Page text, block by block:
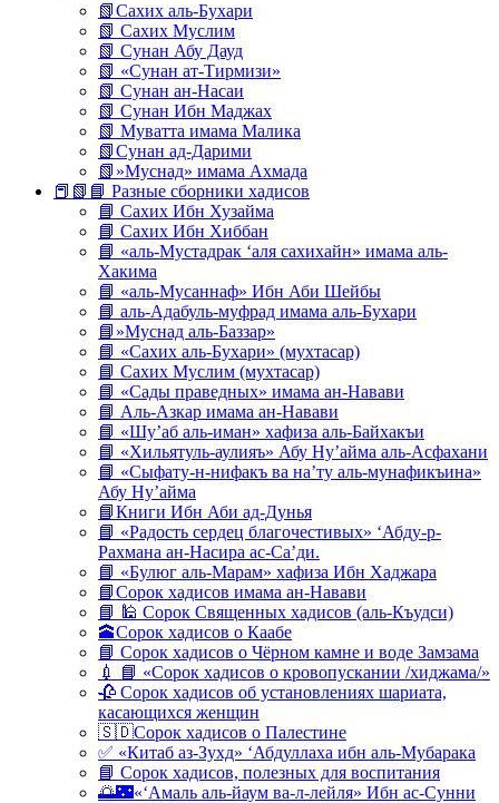
📗Сахих аль-Бухари
📗 Сахих Муслим
📗 Сунан Абу Дауд
📗 «Сунан ат-Тирмизи»
📗 Сунан ан-Насаи
📗 Сунан Ибн Маджах
📗 Муватта имама Малика
📗Сунан ад-Дарими
📗»Муснад» имама Ахмада
📕📗📘 Разные сборники хадисов
📘 Сахих Ибн Хузайма
📘 Сахих Ибн Хиббан
📘 «аль-Мустадрак ‘аля сахихайн» имама аль-
Хакима
📘 «аль-Мусаннаф» Ибн Аби Шейбы
📘 аль-Адабуль-муфрад имама аль-Бухари
📘»Муснад аль-Баззар»
📘 «Сахих аль-Бухари» (мухтасар)
📘 Сахих Муслим (мухтасар)
📘 «Сады праведных» имама ан-Навави
📘 Аль-Азкар имама ан-Навави
📘 «Шу’аб аль-иман» хафиза аль-Байхакъи
📘 «Хильятуль-аулияъ» Абу Ну’айма аль-Асфахани
📘 «Сыфату-н-нифакъ ва на’ту аль-мунафикъина»
Абу Ну’айма
📘Книги Ибн Аби ад-Дунья
📘 «Радость сердец благочестивых» ‘Абду-р-
Рахмана ан-Насира ас-Са’ди.
📘 «Булюг аль-Марам» хафиза Ибн Хаджара
📘Сорок хадисов имама ан-Навави
📘 🕌 Сорок Священных хадисов (аль-Къудси)
🕋Сорок хадисов о Каабе
📘 Сорок хадисов о Чёрном камне и воде Замзама
💉 📘 «Сорок хадисов о кровопускании /хиджама/»
🥀 Сорок хадисов об установлениях шариата,
касающихся женщин
🇸🇩Сорок хадисов о Палестине
✅ «Китаб аз-Зухд» ‘Абдуллаха ибн аль-Мубарака
📘 Сорок хадисов, полезных для воспитания
🌅🌃«‘Амаль аль-йаум ва-л-лейля» Ибн ас-Сунни